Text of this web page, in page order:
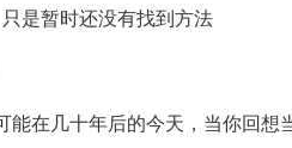
是暂时还没有找到方法
能在几十年后的今天，当你回